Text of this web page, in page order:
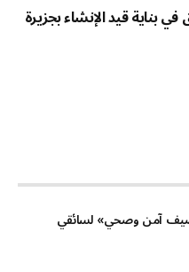
بناية قيد الإنشاء بجزيرة
آمن وصحي» لسائقي